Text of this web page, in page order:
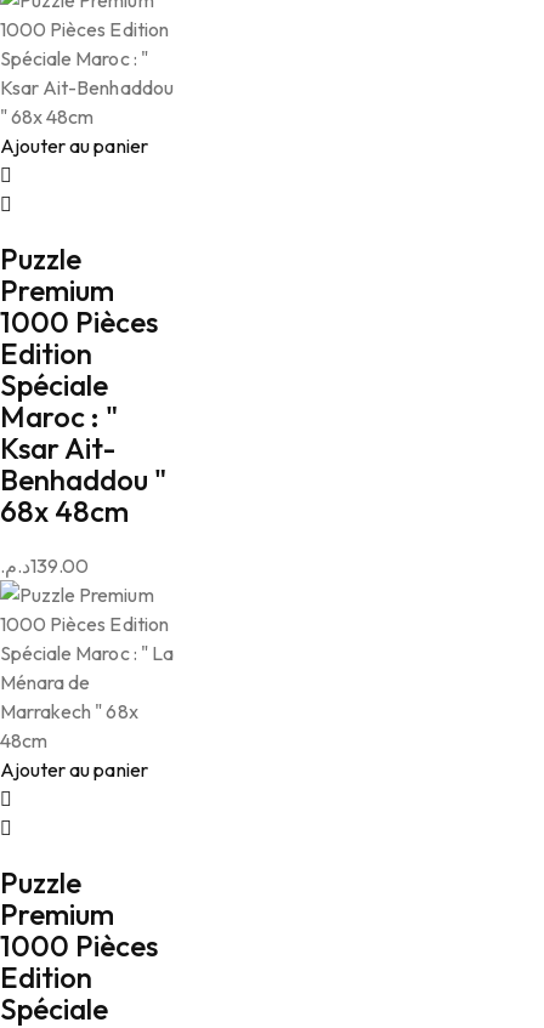
Ajouter au panier
Puzzle
Premium
1000 Pièces
Edition
Spéciale
Maroc : "
Ksar Ait-
Benhaddou "
68x 48cm
139.00د.م.
Ajouter au panier
Puzzle
Premium
1000 Pièces
Edition
Spéciale